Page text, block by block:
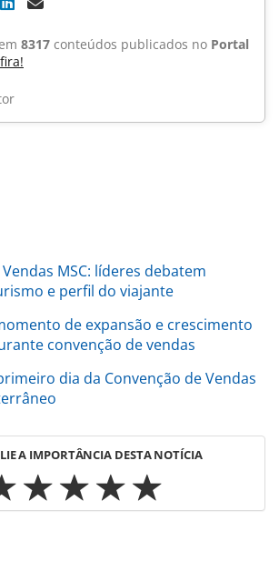
8317 conteúdos publicados no Portal
MSC: líderes debatem
e perfil do viajante
de expansão e crescimento
convenção de vendas
dia da Convenção de Vendas
A IMPORTÂNCIA DESTA NOTÍCIA